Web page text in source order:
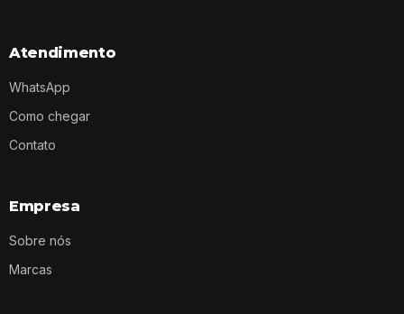
Atendimento
WhatsApp
Como chegar
Contato
Empresa
Sobre nós
Marcas